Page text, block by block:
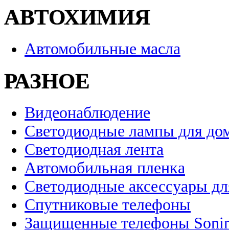
АВТОХИМИЯ
Автомобильные масла
РАЗНОЕ
Видеонаблюдение
Светодиодные лампы для
Светодиодная лента
Автомобильная пленка
Светодиодные аксессуары
Спутниковые телефоны
Защищенные телефоны